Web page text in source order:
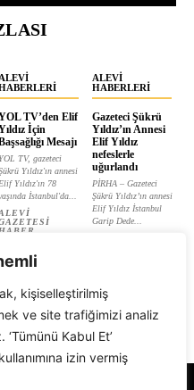
kişiselleştirilmiş
ve site trafiğimizi analiz
Kabul Et’
izin vermiş
ALEVI
TV’den Elif
İçin
Mesajı
YOL TV, gazeteci
Yıldız'ın annesi
Elif Yıldız'ın 78
İstanbul'da...
HABER
ALEVI
HABERLERI
Gazeteci Şükrü
Yıldız’ın Annesi
Elif Yıldız
nefeslerle
uğurlandı
PİRHA – Gazeteci
Şükrü Yıldız’ın annesi
Elif Yıldız İstanbul
Garip Dede...